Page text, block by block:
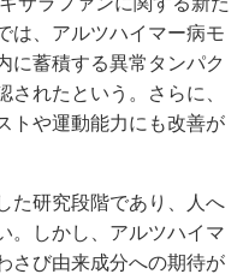
は、アルツハイマー病モ
に蓄積する異常タンパク
れたという。さらに、
トや運動能力にも改善が
た研究段階であり、人へ
。しかし、アルツハイマ
さび由来成分への期待が